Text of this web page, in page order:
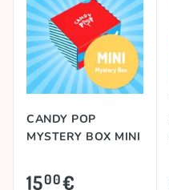
CANDY POP
MYSTERY BOX MINI
1500€